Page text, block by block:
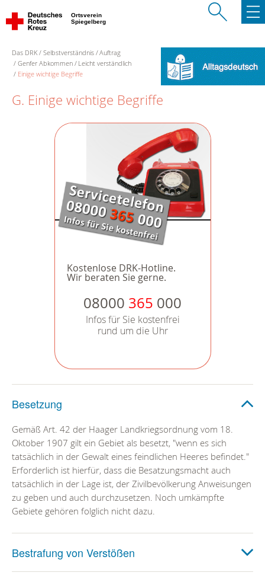
Ortsverein
Spiegelberg
Das DRK Selbstverständnis
Auftrag
Genfer Abkommen
Leicht verständlich
Einige wichtige Begriffe
G. Einige wichtige Begriffe
Kostenlose DRK-Hotline.
Wir beraten Sie gerne.
08000 365 000
Infos für Sie kostenfrei
rund um die Uhr
Besetzung
Gemäß Art. 42 der Haager Landkriegsordnung vom 18.
Oktober 1907 gilt ein Gebiet als besetzt, "wenn es sich
tatsächlich in der Gewalt eines feindlichen Heeres befindet."
Erforderlich ist hierfür, dass die Besatzungsmacht auch
tatsächlich in der Lage ist, der Zivilbevölkerung Anweisungen
zu geben und auch durchzusetzen. Noch umkämpfte
Gebiete gehören folglich nicht dazu.
Bestrafung von Verstößen